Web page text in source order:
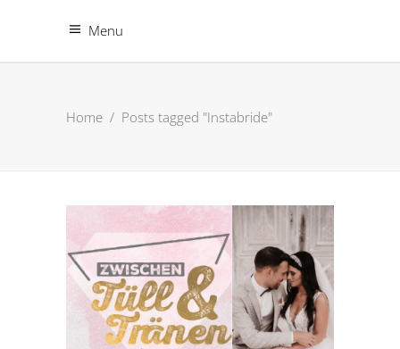
Menu
Home / Posts tagged "Instabride"